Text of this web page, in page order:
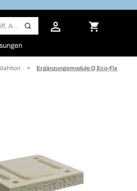
Ergänzungsmodule Q Eco-Fix